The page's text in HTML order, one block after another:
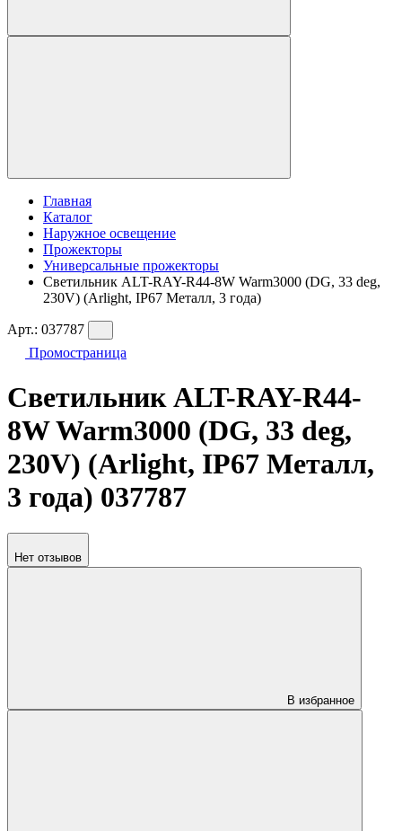
Главная
Каталог
Наружное освещение
Прожекторы
Универсальные прожекторы
Светильник ALT-RAY-R44-8W Warm3000 (DG, 33 deg,
230V) (Arlight, IP67 Металл, 3 года)
Арт.: 037787
Промостраница
Светильник ALT-RAY-R44-
8W Warm3000 (DG, 33 deg,
230V) (Arlight, IP67 Металл,
3 года) 037787
Нет отзывов
В избранное